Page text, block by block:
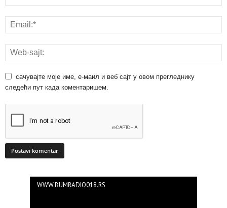
сачувајте моје име, е-маил и веб сајт у овом прегледнику
следећи пут када коментаришем.
WWW.BUMRADIO018.RS